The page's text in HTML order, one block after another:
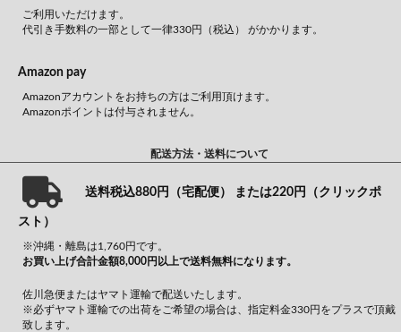
ご利用いただけます。
代引き手数料の一部として一律330円（税込） がかかります。
Amazon pay
Amazonアカウントをお持ちの方はご利用頂けます。
Amazonポイントは付与されません。
配送方法・送料について
送料税込880円（宅配便） または220円（クリックポ
スト）
※沖縄・離島は1,760円です。
お買い上げ合計金額8,000円以上で送料無料になります。
佐川急便またはヤマト運輸で配送いたします。
※必ずヤマト運輸での出荷をご希望の場合は、指定料金330円をプラスで頂戴
致します。